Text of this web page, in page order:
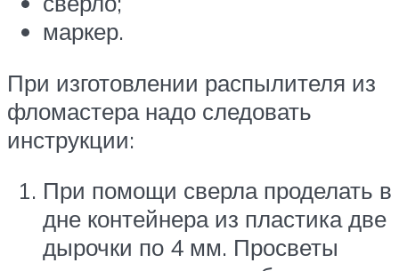
маркер.
При изготовлении распылителя из
фломастера надо следовать
инструкции:
При помощи сверла проделать в
дне контейнера из пластика две
дырочки по 4 мм. Просветы